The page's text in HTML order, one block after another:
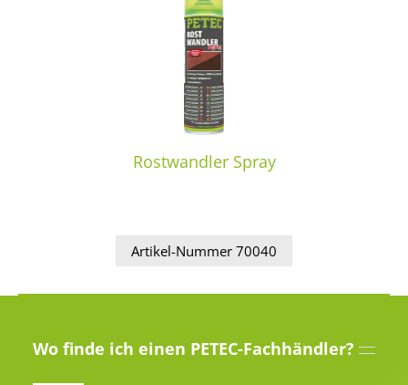
Rostwandler Spray
Artikel-Nummer 70040
Wo finde ich einen PETEC-Fachhändler?